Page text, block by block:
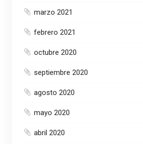
marzo 2021
febrero 2021
octubre 2020
septiembre 2020
agosto 2020
mayo 2020
abril 2020